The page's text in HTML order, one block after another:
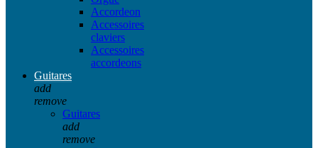
Accordeon
Accessoires
claviers
Accessoires
accordeons
Guitares
add
remove
Guitares
add
remove